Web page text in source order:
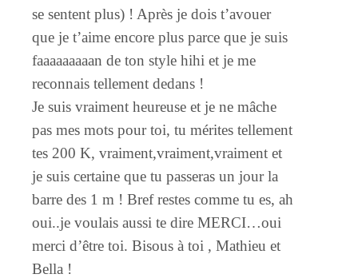
se sentent plus) ! Après je dois t’avouer
que je t’aime encore plus parce que je suis
faaaaaaaaan de ton style hihi et je me
reconnais tellement dedans !
Je suis vraiment heureuse et je ne mâche
pas mes mots pour toi, tu mérites tellement
tes 200 K, vraiment,vraiment,vraiment et
je suis certaine que tu passeras un jour la
barre des 1 m ! Bref restes comme tu es, ah
oui..je voulais aussi te dire MERCI…oui
merci d’être toi. Bisous à toi , Mathieu et
Bella !